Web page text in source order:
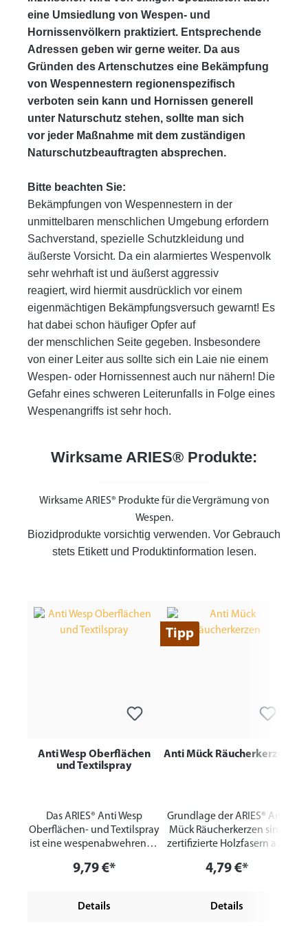
eine Umsiedlung von Wespen- und
Hornissenvölkern praktiziert. Entsprechende
Adressen geben wir gerne weiter. Da aus
Gründen des Artenschutzes eine Bekämpfung
von Wespennestern regionenspezifisch
verboten sein kann und Hornissen generell
unter Naturschutz stehen, sollte man sich
vor jeder Maßnahme mit dem zuständigen
Naturschutzbeauftragten absprechen.
Bitte beachten Sie:
Bekämpfungen von Wespennestern in der
unmittelbaren menschlichen Umgebung erfordern
Sachverstand, spezielle Schutzkleidung und
äußerste Vorsicht. Da ein alarmiertes Wespenvolk
sehr wehrhaft ist und äußerst aggressiv
reagiert, wird hiermit ausdrücklich vor einem
eigenmächtigen Bekämpfungsversuch gewarnt! Es
hat dabei schon häufiger Opfer auf
der menschlichen Seite gegeben. Insbesondere
von einer Leiter aus sollte sich ein Laie nie einem
Wespen- oder Hornissennest auch nur nähern! Die
Gefahr eines schweren Leiterunfalls in Folge eines
Wespenangriffs ist sehr hoch.
Wirksame ARIES® Produkte:
Wirksame ARIES® Produkte für die Vergrämung von
Wespen.
Biozidprodukte vorsichtig verwenden. Vor Gebrauch
stets Etikett und Produktinformation lesen.
Anti Wesp Oberflächen
und Textilspray
Das ARIES® Anti Wesp
Oberflächen- und Textilspray
ist eine wespenabwehrende
ätherischen Ölen. Geeignet
Tischdecken, Vorhängen,
Fensterbänken, Garten- und
9,79 €*
Details
Tipp
Anti Mück Räucherkerzen
Grundlage der ARIES® Anti
Mück Räucherkerzen sind
zertifizierte Holzfasern aus
Wäldern. Das Besondere sind
unserem Bioland-Kräuterfeld
in Stapel, mit denen sie
4,79 €*
Details